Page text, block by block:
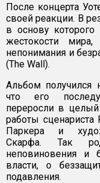
После концерта
своей реакции. В
в основу
жестокости
непонимания и
(The Wall).
Альбом получился
что его
переросли в
работы сценариста
Паркера и
Скарфа. Так
неповиновения и
власти, о
подавления.